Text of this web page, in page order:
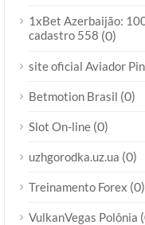
1xBet Azerbaijão:
cadastro 558 (0)
site oficial Aviador
Betmotion Brasil (0)
Slot On-line (0)
uzhgorodka.uz.ua (0)
Treinamento Forex (0)
VulkanVegas Polônia